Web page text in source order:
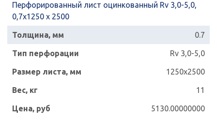
Перфорированный лист оцинкованный Rv 3,0-5,0,
0,7х1250 х 2500
0.7
Rv 3,0-5,0
1250x2500
11
5130.00000000